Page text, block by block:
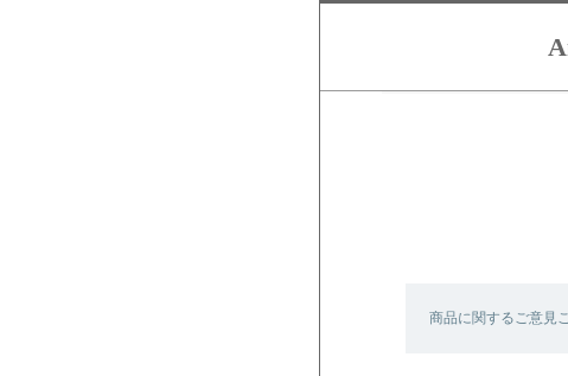
商品に関するご意見